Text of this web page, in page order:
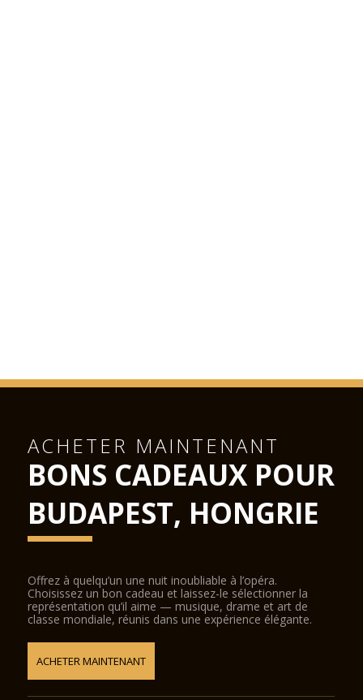
ACHETER MAINTENANT
BONS CADEAUX POUR
BUDAPEST, HONGRIE
Offrez à quelqu’un une nuit inoubliable à l’opéra.
Choisissez un bon cadeau et laissez-le sélectionner la
représentation qu’il aime — musique, drame et art de
classe mondiale, réunis dans une expérience élégante.
ACHETER MAINTENANT